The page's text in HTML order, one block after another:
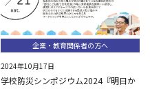
企業・教育関係者の方へ
2024年10月17日
学校防災シンポジウム2024『明日か